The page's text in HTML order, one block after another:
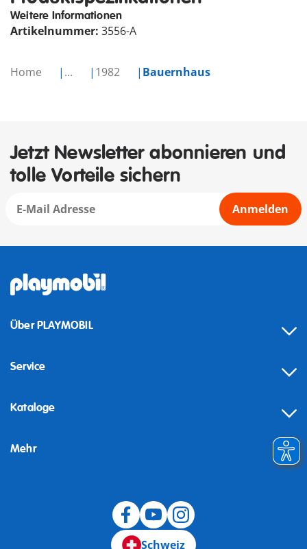
Home ... 1982 Bauernhaus
Weitere Informationen
Artikelnummer: 3556-A
Jetzt Newsletter abonnieren und
tolle Vorteile sichern
Anmelden
Über PLAYMOBIL
Service
Kataloge
Mehr
Schweiz